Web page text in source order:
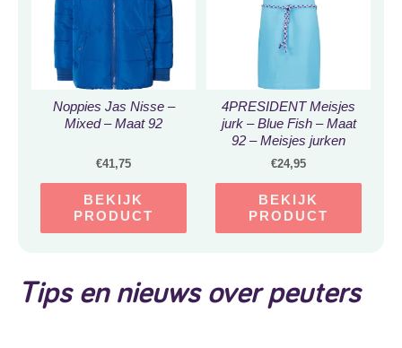
Noppies Jas Nisse –
Mixed – Maat 92
€41,75
BEKIJK
PRODUCT
4PRESIDENT Meisjes
jurk – Blue Fish – Maat
92 – Meisjes jurken
€24,95
BEKIJK
PRODUCT
Tips en nieuws over peuters